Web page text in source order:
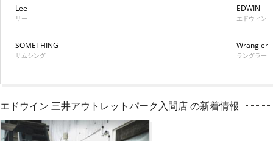
Lee
リー
EDWIN
エドウィン
SOMETHING
サムシング
Wrangler
ラングラー
エドウイン 三井アウトレットパーク入間店 の新着情報